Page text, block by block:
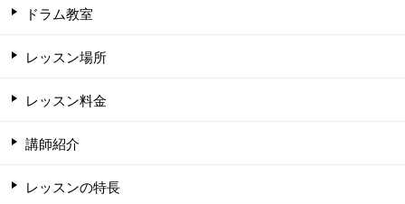
ドラム教室
レッスン場所
レッスン料金
講師紹介
レッスンの特長